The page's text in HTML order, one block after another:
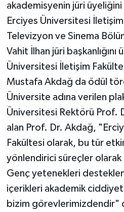
akademisyenin jüri
Erciyes Üniversitesi
Televizyon ve Sinema
Vahit İlhan jüri
Üniversitesi İletişim
Mustafa Akdağ da ödül
Üniversite adına verilen
Üniversitesi Rektörü Prof.
alan Prof. Dr. Akdağ,
Fakültesi olarak, bu tür
yönlendirici süreçler
Genç yetenekleri
içerikleri akademik
bizim görevlerimizdendir"